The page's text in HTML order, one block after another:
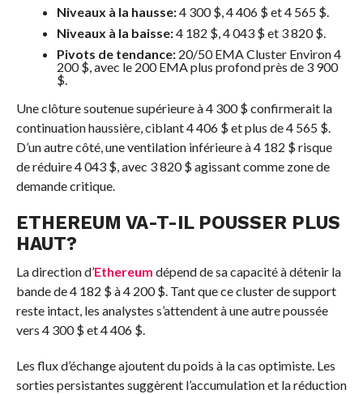
Niveaux à la hausse:4 300 $, 4 406 $ et 4 565 $.
Niveaux à la baisse:4 182 $, 4 043 $ et 3 820 $.
Pivots de tendance: 20/50 EMA Cluster Environ 4
200 $, avec le 200 EMA plus profond près de 3 900
$.
Une clôture soutenue supérieure à 4 300 $ confirmerait la
continuation haussière, ciblant 4 406 $ et plus de 4 565 $.
D’un autre côté, une ventilation inférieure à 4 182 $ risque
de réduire 4 043 $, avec 3 820 $ agissant comme zone de
demande critique.
ETHEREUM VA-T-IL POUSSER PLUS
HAUT?
La direction d’Ethereum dépend de sa capacité à détenir la
bande de 4 182 $ à 4 200 $. Tant que ce cluster de support
reste intact, les analystes s’attendent à une autre poussée
vers 4 300 $ et 4 406 $.
Les flux d’échange ajoutent du poids à la cas optimiste. Les
sorties persistantes suggèrent l’accumulation et la réduction